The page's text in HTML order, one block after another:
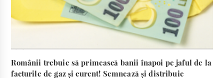
Românii trebuie să primească banii înapoi pe jaful de la
facturile de gaz și curent! Semnează și distribuie